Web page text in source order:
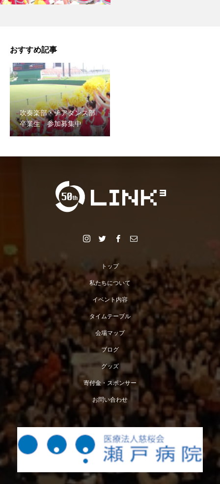
おすすめ記事
吹奏楽部・チアダンス部
卒業生 参加募集中
トップ
私たちについて
イベント内容
タイムテーブル
会場マップ
ブログ
グッズ
寄付金・スポンサー
お問い合わせ